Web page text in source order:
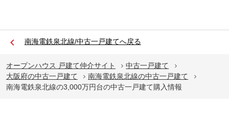
南海電鉄泉北線/中古一戸建てへ戻る
オープンハウス 戸建て仲介サイト
中古一戸建て
大阪府の中古一戸建て
南海電鉄泉北線の中古一戸建て
南海電鉄泉北線の3,000万円台の中古一戸建て購入情報